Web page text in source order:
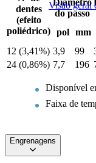
Visão geral
dentes
(efeito
poliédrico)
Diâmetro
do passo
pol mm
12 (3,41%) 3,9 99
24 (0,86%) 7,7 196
Disponível
Faixa de
Engrenagens